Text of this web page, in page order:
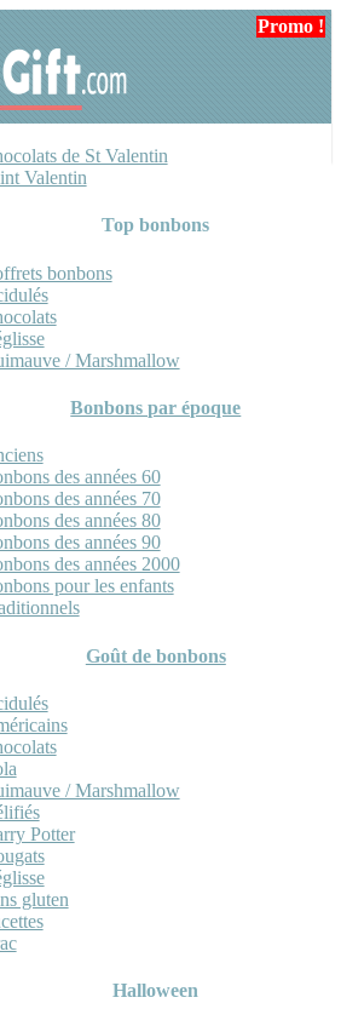
de St Valentin
Valentin
Top bonbons
bonbons
/ Marshmallow
Bonbons par époque
des années 60
des années 70
des années 80
des années 90
des années 2000
pour les enfants
Goût de bonbons
/ Marshmallow
Potter
gluten
Halloween
Promo !